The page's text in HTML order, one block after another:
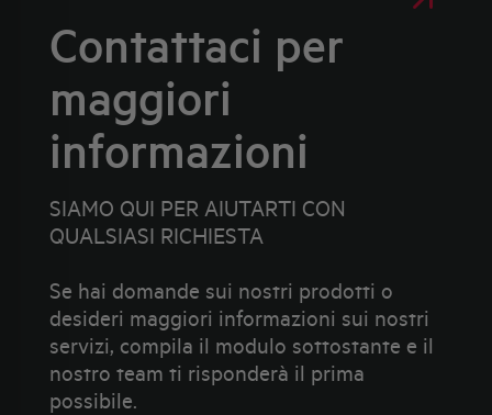
Contattaci per
maggiori
informazioni
SIAMO QUI PER AIUTARTI CON
QUALSIASI RICHIESTA
Se hai domande sui nostri prodotti o
desideri maggiori informazioni sui nostri
servizi, compila il modulo sottostante e il
nostro team ti risponderà il prima
possibile.